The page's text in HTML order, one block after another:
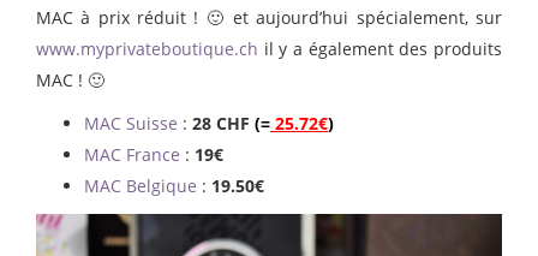
MAC à prix réduit ! 🙂 et aujourd’hui spécialement, sur
www.myprivateboutique.ch il y a également des produits
MAC ! 🙂
MAC Suisse : 28 CHF (= 25.72€)
MAC France : 19€
MAC Belgique : 19.50€